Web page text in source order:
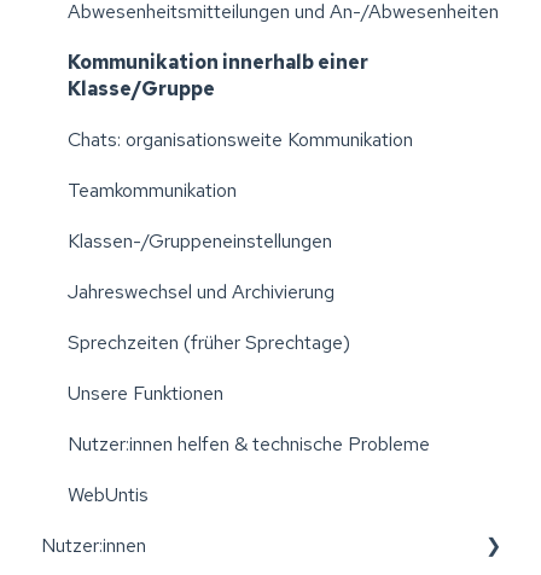
Administration: Klassen/Gruppen verwalten
Administration: Kollegium verwalten
Abwesenheitsmitteilungen und An-/Abwesenheiten
Kommunikation innerhalb einer
Klasse/Gruppe
Chats: organisationsweite Kommunikation
Teamkommunikation
Klassen-/Gruppeneinstellungen
Jahreswechsel und Archivierung
Sprechzeiten (früher Sprechtage)
Unsere Funktionen
Nutzer:innen helfen & technische Probleme
WebUntis
Nutzer:innen